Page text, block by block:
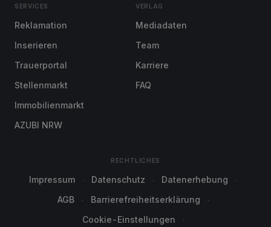
SERVICES
Reklamation
Inserieren
Trauerportal
Stellenmarkt
Immobilienmarkt
AZUBI NRW
VERLAG
Mediadaten
Team
Karriere
FAQ
RECHTLICHES
Impressum Datenschutz
Datenerhebung
AGB
Barrierefreiheitserklärung
Cookie-Einstellungen